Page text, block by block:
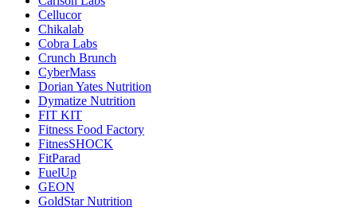
Cellucor
Chikalab
Cobra Labs
Crunch Brunch
CyberMass
Dorian Yates Nutrition
Dymatize Nutrition
FIT KIT
Fitness Food Factory
FitnesSHOCK
FitParad
FuelUp
GEON
GoldStar Nutrition